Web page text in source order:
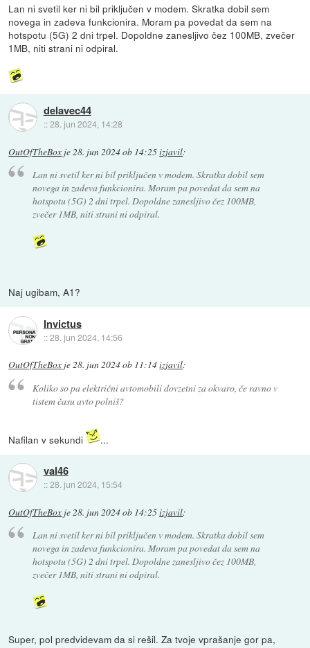
Lan ni svetil ker ni bil priključen v modem. Skratka dobil sem
novega in zadeva funkcionira. Moram pa povedat da sem na
hotspotu (5G) 2 dni trpel. Dopoldne zanesljivo čez 100MB, zvečer
1MB, niti strani ni odpiral.
delavec44
::28. jun 2024, 14:28
OutOfTheBox je28. jun 2024 ob 14:25izjavil:
Lan ni svetil ker ni bil priključen v modem. Skratka dobil sem
novega in zadeva funkcionira. Moram pa povedat da sem na
hotspotu (5G) 2 dni trpel. Dopoldne zanesljivo čez 100MB,
zvečer 1MB, niti strani ni odpiral.
Naj ugibam, A1?
Invictus
::28. jun 2024, 14:56
OutOfTheBox je28. jun 2024 ob 11:14izjavil:
Koliko so pa električni avtomobili dovzetni za okvaro, če ravno v
tistem času avto polniš?
Nafilan v sekundi ...
val46
::28. jun 2024, 15:54
OutOfTheBox je28. jun 2024 ob 14:25izjavil:
Lan ni svetil ker ni bil priključen v modem. Skratka dobil sem
novega in zadeva funkcionira. Moram pa povedat da sem na
hotspotu (5G) 2 dni trpel. Dopoldne zanesljivo čez 100MB,
zvečer 1MB, niti strani ni odpiral.
Super, pol predvidevam da si rešil. Za tvoje vprašanje gor pa,